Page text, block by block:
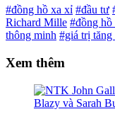
#đồng hồ xa xỉ #đầu tư
Richard Mille #đồng
thông minh #giá trị tăng
Xem thêm